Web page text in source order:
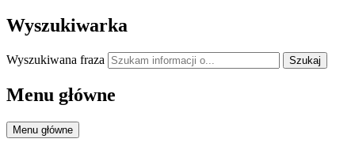
Wyszukiwarka
Wyszukiwana fraza Szukaj
Menu główne
Menu główne